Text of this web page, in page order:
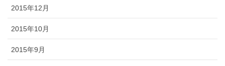
2015年12月
2015年10月
2015年9月